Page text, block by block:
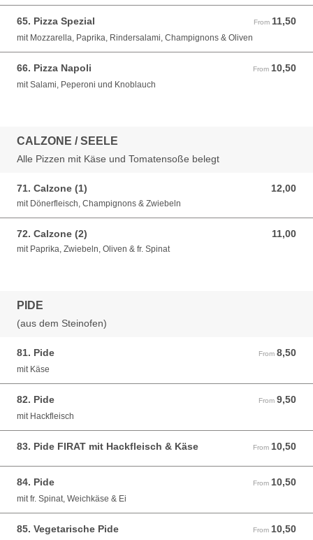
65. Pizza Spezial From 11,50
From 11,50 EUR
mit Mozzarella, Paprika, Rindersalami, Champignons & Oliven
66. Pizza Napoli From 10,50
From 10,50 EUR
mit Salami, Peperoni und Knoblauch
CALZONE / SEELE
Alle Pizzen mit Käse und Tomatensoße belegt
71. Calzone (1) 12,00
12,00 EUR
mit Dönerfleisch, Champignons & Zwiebeln
72. Calzone (2) 11,00
11,00 EUR
mit Paprika, Zwiebeln, Oliven & fr. Spinat
PIDE
(aus dem Steinofen)
81. Pide From 8,50
From 8,50 EUR
mit Käse
82. Pide From 9,50
From 9,50 EUR
mit Hackfleisch
83. Pide FIRAT mit Hackfleisch & Käse From 10,50
From 10,50 EUR
84. Pide From 10,50
From 10,50 EUR
mit fr. Spinat, Weichkäse & Ei
85. Vegetarische Pide From 10,50
From 10,50 EUR